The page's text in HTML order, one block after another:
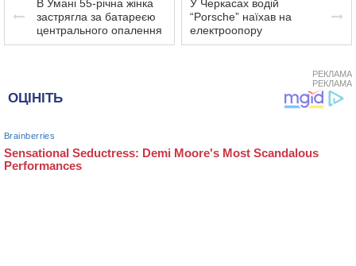
В Умані 55-річна жінка
застрягла за батареєю
центрального опалення
У Черкасах водій
“Porsche” наїхав на
електроопору
РЕКЛАМА
РЕКЛАМА